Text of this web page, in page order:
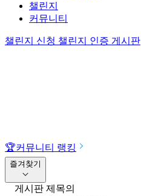
챌린지
커뮤니티
챌린지 신청 챌린지 인증 게시판
🏆커뮤니티 랭킹
즐겨찾기
게시판 제목의